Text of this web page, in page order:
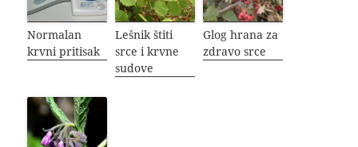
Normalan
krvni pritisak
Lešnik štiti
srce i krvne
sudove
Glog hrana za
zdravo srce